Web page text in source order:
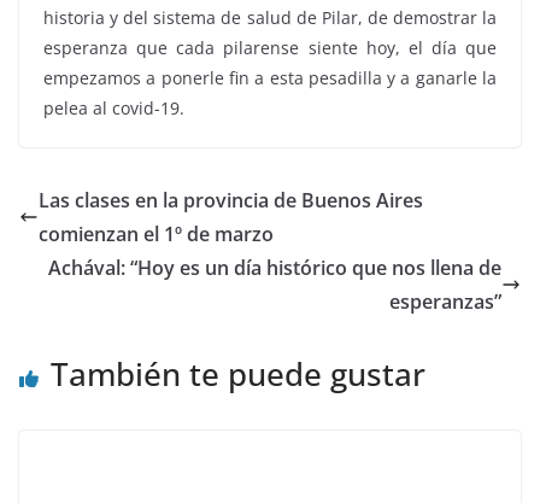
historia y del sistema de salud de Pilar, de demostrar la
esperanza que cada pilarense siente hoy, el día que
empezamos a ponerle fin a esta pesadilla y a ganarle la
pelea al covid-19.
Las clases en la provincia de Buenos Aires
comienzan el 1º de marzo
Achával: “Hoy es un día histórico que nos llena de
esperanzas”
También te puede gustar